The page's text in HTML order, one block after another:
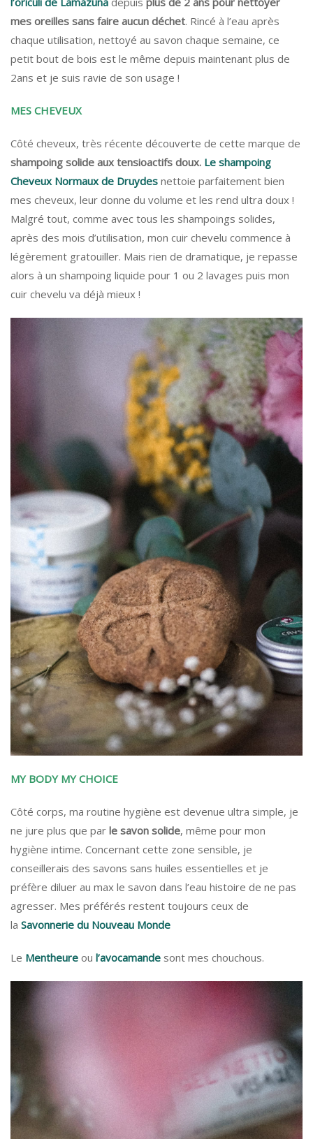
mes oreilles sans faire aucun déchet. Rincé à l’eau après
chaque utilisation, nettoyé au savon chaque semaine, ce
petit bout de bois est le même depuis maintenant plus de
2ans et je suis ravie de son usage !
MES CHEVEUX
Côté cheveux, très récente découverte de cette marque de
shampoing solide aux tensioactifs doux. Le shampoing
Cheveux Normaux de Druydes nettoie parfaitement bien
mes cheveux, leur donne du volume et les rend ultra doux !
Malgré tout, comme avec tous les shampoings solides,
après des mois d’utilisation, mon cuir chevelu commence à
légèrement gratouiller. Mais rien de dramatique, je repasse
alors à un shampoing liquide pour 1 ou 2 lavages puis mon
cuir chevelu va déjà mieux !
MY BODY MY CHOICE
Côté corps, ma routine hygiène est devenue ultra simple, je
ne jure plus que par le savon solide, même pour mon
hygiène intime. Concernant cette zone sensible, je
conseillerais des savons sans huiles essentielles et je
préfère diluer au max le savon dans l’eau histoire de ne pas
agresser. Mes préférés restent toujours ceux de
la Savonnerie du Nouveau Monde
Le Mentheure ou l’avocamande sont mes chouchous.